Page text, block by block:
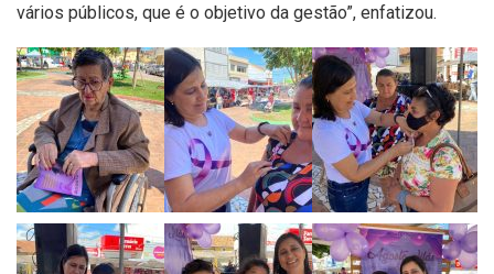
vários públicos, que é o objetivo da gestão”, enfatizou.